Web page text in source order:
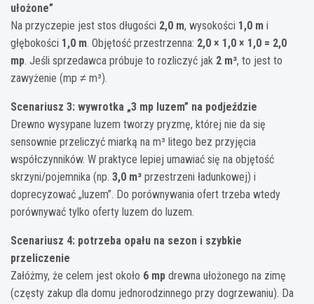
ułożone”
Na przyczepie jest stos długości 2,0 m, wysokości 1,0 m i
głębokości 1,0 m. Objętość przestrzenna: 2,0 × 1,0 × 1,0 = 2,0
mp. Jeśli sprzedawca próbuje to rozliczyć jak 2 m³, to jest to
zawyżenie (mp ≠ m³).
Scenariusz 3: wywrotka „3 mp luzem” na podjeździe
Drewno wysypane luzem tworzy pryzmę, której nie da się
sensownie przeliczyć miarką na m³ litego bez przyjęcia
współczynników. W praktyce lepiej umawiać się na objętość
skrzyni/pojemnika (np. 3,0 m³ przestrzeni ładunkowej) i
doprecyzować „luzem”. Do porównywania ofert trzeba wtedy
porównywać tylko oferty luzem do luzem.
Scenariusz 4: potrzeba opału na sezon i szybkie
przeliczenie
Załóżmy, że celem jest około 6 mp drewna ułożonego na zimę
(częsty zakup dla domu jednorodzinnego przy dogrzewaniu). Da